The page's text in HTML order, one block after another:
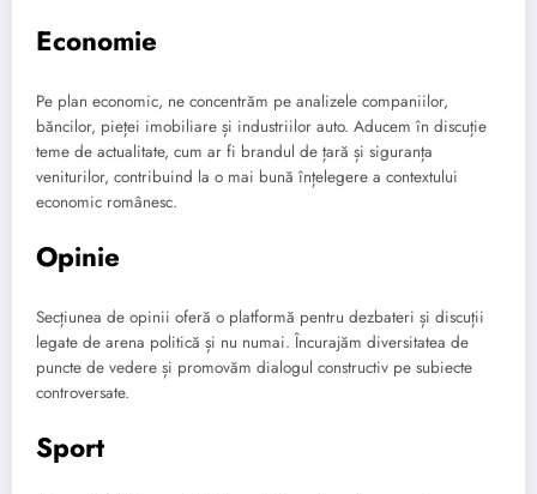
Economie
Pe plan economic, ne concentrăm pe analizele companiilor,
băncilor, pieței imobiliare și industriilor auto. Aducem în discuție
teme de actualitate, cum ar fi brandul de țară și siguranța
veniturilor, contribuind la o mai bună înțelegere a contextului
economic românesc.
Opinie
Secțiunea de opinii oferă o platformă pentru dezbateri și discuții
legate de arena politică și nu numai. Încurajăm diversitatea de
puncte de vedere și promovăm dialogul constructiv pe subiecte
controversate.
Sport